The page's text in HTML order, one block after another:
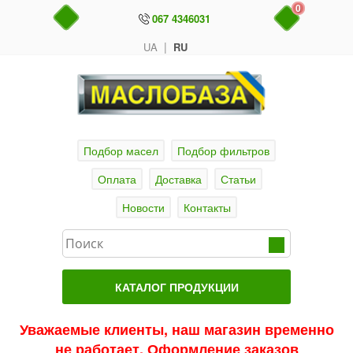
UA | RU
067 4346031
0
Подбор масел
Подбор фильтров
Оплата
Доставка
Статьи
Новости
Контакты
КАТАЛОГ ПРОДУКЦИИ
Актуальные продукты
Уважаемые клиенты, наш магазин временно
не работает. Оформление заказов